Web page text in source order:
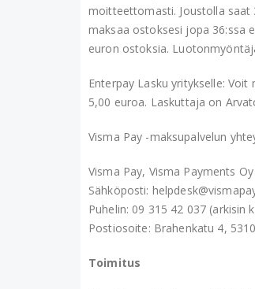
moitteettomasti. Joustolla saat
maksaa ostoksesi jopa 36:ssa
euron ostoksia.
Enterpay Lasku yritykselle:
5,00 euroa. Laskuttaja on
Visma Pay -maksupalvelun
Visma Pay, Visma Payments
Sähköposti:
Puhelin: 09 315 42 037 (arkisin
Postiosoite: Brahenkatu 4,
Toimitus